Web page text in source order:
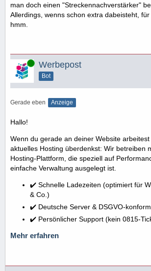
man doch einen "Streckennachverstärker"
Allerdings, wenns schon extra dabeisteht, für
hmm.
Online Werbepost
Bot
Gerade eben Anzeige
Hallo!
Wenn du gerade an deiner Website
aktuelles Hosting überdenkst: Wir betreiben
Hosting-Plattform, die speziell auf
einfache Verwaltung ausgelegt ist.
✔️ Schnelle Ladezeiten (optimiert für
& Co.)
✔️ Deutsche Server & DSGVO-konform
✔️ Persönlicher Support (kein 0815-
Mehr erfahren